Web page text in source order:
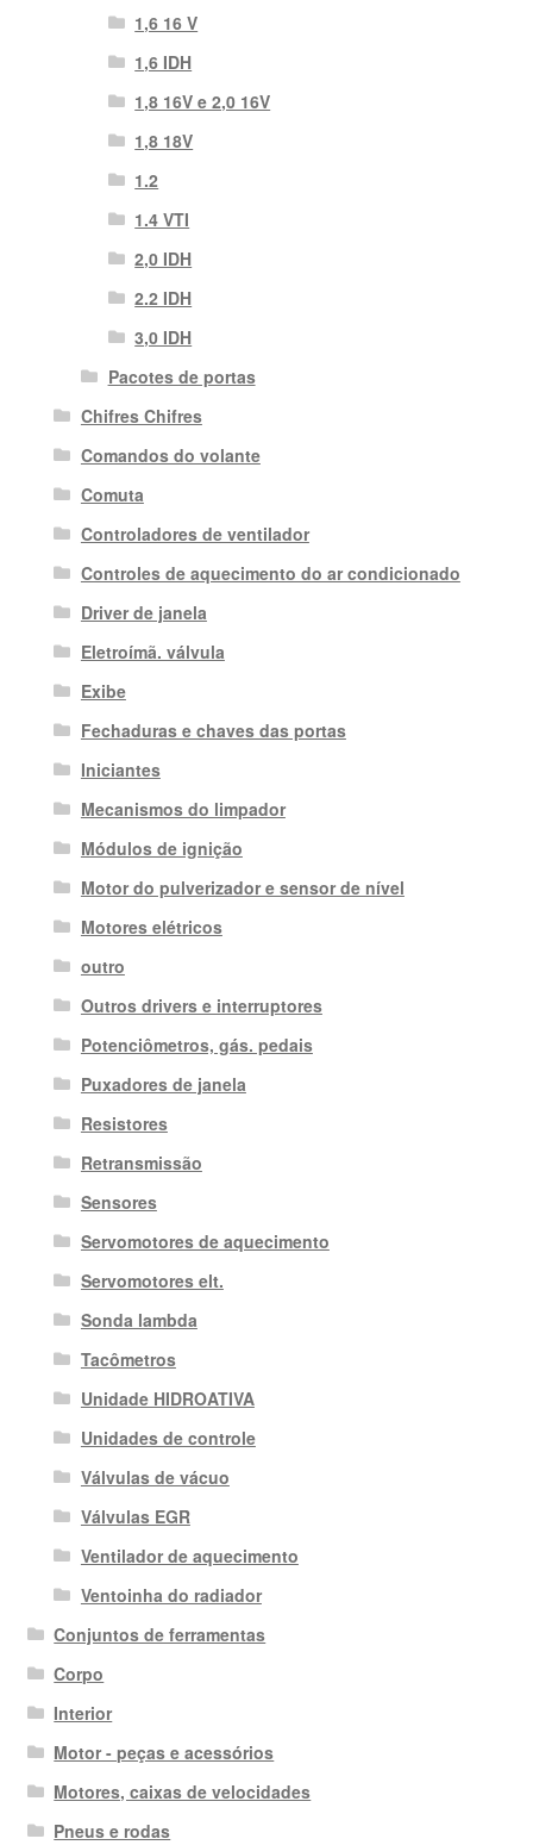
1,6 16 V
1,6 IDH
1,8 16V e 2,0 16V
1,8 18V
1.2
1.4 VTI
2,0 IDH
2.2 IDH
3,0 IDH
Pacotes de portas
Chifres Chifres
Comandos do volante
Comuta
Controladores de ventilador
Controles de aquecimento do ar condicionado
Driver de janela
Eletroímã. válvula
Exibe
Fechaduras e chaves das portas
Iniciantes
Mecanismos do limpador
Módulos de ignição
Motor do pulverizador e sensor de nível
Motores elétricos
outro
Outros drivers e interruptores
Potenciômetros, gás. pedais
Puxadores de janela
Resistores
Retransmissão
Sensores
Servomotores de aquecimento
Servomotores elt.
Sonda lambda
Tacômetros
Unidade HIDROATIVA
Unidades de controle
Válvulas de vácuo
Válvulas EGR
Ventilador de aquecimento
Ventoinha do radiador
Conjuntos de ferramentas
Corpo
Interior
Motor - peças e acessórios
Motores, caixas de velocidades
Pneus e rodas